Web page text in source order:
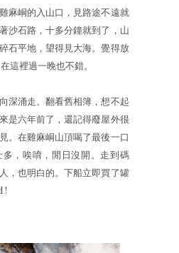
麻峒的入山口，見路途不遠就
沙石路，十多分鐘就到了，山
石平地，望得見大海。覺得放
裡過一晚也不錯。
深涌走。翻看舊相簿，想不起
是六年前了，還記得廢屋外很
。在雞麻峒山頂喝了最後一口
，唉唷，閒日沒開。走到碼
，也明白的。下船立即買了罐
!